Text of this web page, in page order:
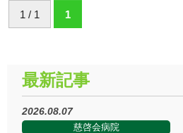
1 / 1 1
最新記事
2026.08.07
慈啓会病院